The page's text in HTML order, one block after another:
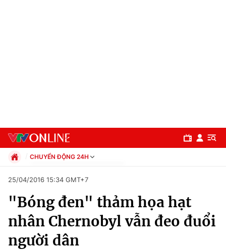
Chuyên mục
Chính trị
CHUYỂN ĐỘNG 24H
Xã hội
Pháp luật
Kinh tế
Thể thao
Truyền hình
25/04/2016 15:34 GMT+7
"Bóng đen" thảm họa hạt
nhân Chernobyl vẫn đeo đuổi
người dân